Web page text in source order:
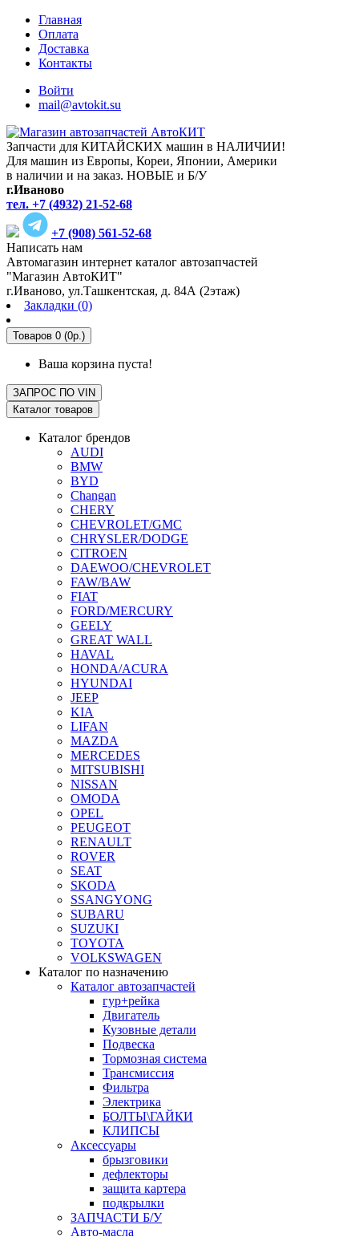
Главная
Оплата
Доставка
Контакты
Войти
mail@avtokit.su
Запчасти для КИТАЙСКИХ машин в НАЛИЧИИ!
Для машин из Европы, Кореи, Японии, Америки
в наличии и на заказ. НОВЫЕ и Б/У
г.Иваново
тел. +7 (4932) 21-52-68
+7 (908) 561-52-68
Написать нам
Автомагазин интернет каталог автозапчастей
"Магазин АвтоКИТ"
г.Иваново, ул.Ташкентская, д. 84А (2этаж)
Закладки (0)
Товаров 0 (0р.)
Ваша корзина пуста!
ЗАПРОС ПО VIN
Каталог товаров
Каталог брендов
AUDI
BMW
BYD
Changan
CHERY
CHEVROLET/GMC
CHRYSLER/DODGE
CITROEN
DAEWOO/CHEVROLET
FAW/BAW
FIAT
FORD/MERCURY
GEELY
GREAT WALL
HAVAL
HONDA/ACURA
HYUNDAI
JEEP
KIA
LIFAN
MAZDA
MERCEDES
MITSUBISHI
NISSAN
OMODA
OPEL
PEUGEOT
RENAULT
ROVER
SEAT
SKODA
SSANGYONG
SUBARU
SUZUKI
TOYOTA
VOLKSWAGEN
Каталог по назначению
Каталог автозапчастей
гур+рейка
Двигатель
Кузовные детали
Подвеска
Тормозная система
Трансмиссия
Фильтра
Электрика
БОЛТЫ\ГАЙКИ
КЛИПСЫ
Аксессуары
брызговики
дефлекторы
защита картера
подкрылки
ЗАПЧАСТИ Б/У
Авто-масла